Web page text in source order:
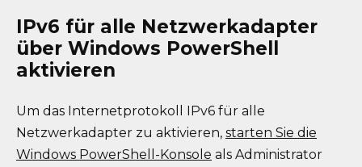
IPv6 für alle Netzwerkadapter
über Windows PowerShell
aktivieren
Um das Internetprotokoll IPv6 für alle
Netzwerkadapter zu aktivieren, starten Sie die
Windows PowerShell-Konsole als Administrator